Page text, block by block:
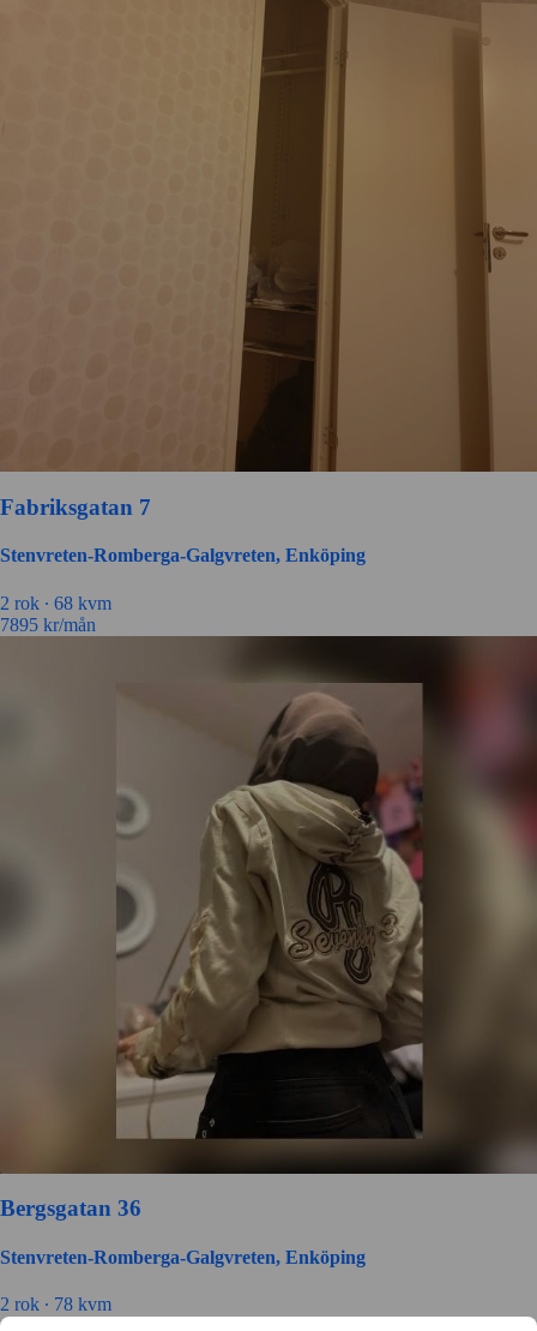
Fabriksgatan 7
Stenvreten-Romberga-Galgvreten, Enköping
2 rok ∙ 68 kvm
7895 kr/mån
Bergsgatan 36
Stenvreten-Romberga-Galgvreten, Enköping
2 rok ∙ 78 kvm
6500